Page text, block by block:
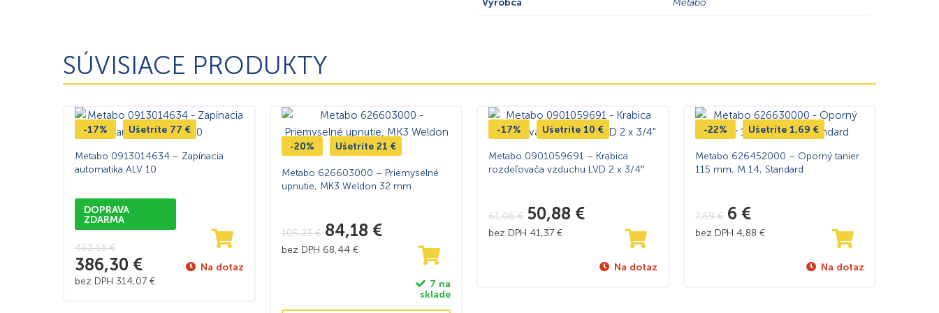
Výrobca Metabo
SÚVISIACE PRODUKTY
-17% Ušetríte 77 €
Metabo 0913014634 – Zapínacia
automatika ALV 10
DOPRAVA
ZDARMA
463,55€
386,30 €
bez DPH 314,07 €
Na dotaz
-20% Ušetríte 21 €
Metabo 626603000 – Priemyselné
upnutie, MK3 Weldon 32 mm
105,23€ 84,18 €
bez DPH 68,44 €
7 na
sklade
-17% Ušetríte 10 €
Metabo 0901059691 – Krabica
rozdeľovača vzduchu LVD 2 x 3/4″
61,06€ 50,88 €
bez DPH 41,37 €
Na dotaz
-22% Ušetríte 1,69 €
Metabo 626452000 – Oporný tanier
115 mm, M 14, Standard
7,69€ 6 €
bez DPH 4,88 €
Na dotaz